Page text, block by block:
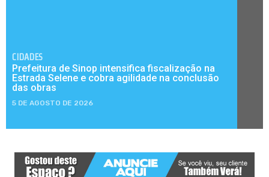
CIDADES
Prefeitura de Sinop intensifica fiscalização na
Estrada Selene e cobra agilidade na conclusão
das obras
5 DE AGOSTO DE 2026